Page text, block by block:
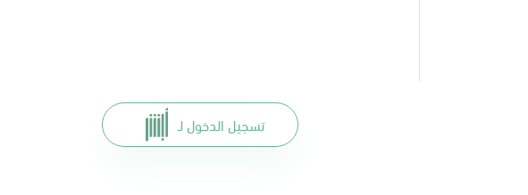
تسجيل الدخول لـ